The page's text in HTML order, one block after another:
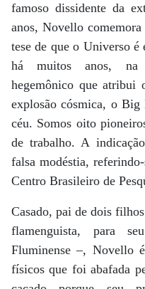
famoso dissidente da
anos, Novello
tese de que o Universo
há muitos anos, na
hegemônico que atribui
explosão cósmica, o
céu. Somos oito
de trabalho. A
falsa modéstia,
Centro Brasileiro de
Casado, pai de dois
flamenguista, para
Fluminense –, Novello
físicos que foi abafada